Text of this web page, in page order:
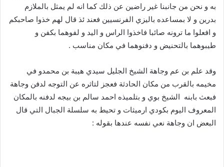
به و نحن من جانبنا غير راضين عن ذلك كما انه لم يمثل بالملازم
بدرين و لا بمساعده باليزي الفرنسيين فعند ئذ قال لهم خذوا صاحبكم
و افعلوا ما ترونه صائبا فاخذوا الراس و اليد و لفوهما بكفن و
طيبوهما بالتحنيض و دفنوهما في مكان مناسب .
وقد علم بن عم وجاهة الشيخ الجليل سيدي هيبة بن محمدو في
مخيمه بالقرب من مكان الحادثة فعجز لتاثره عن التوجه لدفن وجاهة
فبعث بابنه الشيخ بوي و بتلميذه احمد سالم بن بيجه لدفنه بالمكان
المعروف اليوم بكودي ارميثات و تحيط به سلسلة الجبال التي قال
البعض ان وجاهة نعي نفسه عندها بقوله :